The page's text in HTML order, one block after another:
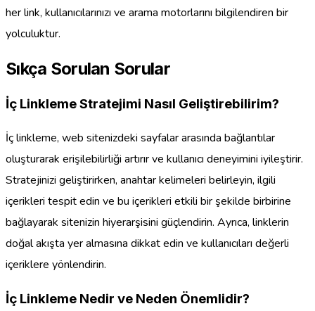
her link, kullanıcılarınızı ve arama motorlarını bilgilendiren bir
yolculuktur.
Sıkça Sorulan Sorular
İç Linkleme Stratejimi Nasıl Geliştirebilirim?
İç linkleme, web sitenizdeki sayfalar arasında bağlantılar
oluşturarak erişilebilirliği artırır ve kullanıcı deneyimini iyileştirir.
Stratejinizi geliştirirken, anahtar kelimeleri belirleyin, ilgili
içerikleri tespit edin ve bu içerikleri etkili bir şekilde birbirine
bağlayarak sitenizin hiyerarşisini güçlendirin. Ayrıca, linklerin
doğal akışta yer almasına dikkat edin ve kullanıcıları değerli
içeriklere yönlendirin.
İç Linkleme Nedir ve Neden Önemlidir?